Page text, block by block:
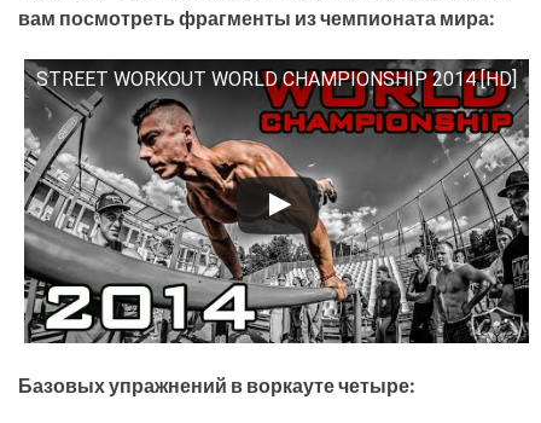
вам посмотреть фрагменты из чемпионата мира:
STREET WORKOUT WORLD CHAMPIONSHIP 2014 [HD]
Смотрите это видео на YouTube
Базовых упражнений в воркауте четыре: